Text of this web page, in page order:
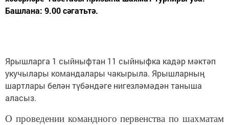
Башлана: 9.00 сәгатьтә.
Ярышларга 1 сыйныфтан 11 сыйныфка кадәр мәктәп
укучылары командалары чакырыла. Ярышларның
шартлары белән түбәндәге нигезләмәдән таныша
аласыз.
О проведении командного первенства по шахматам